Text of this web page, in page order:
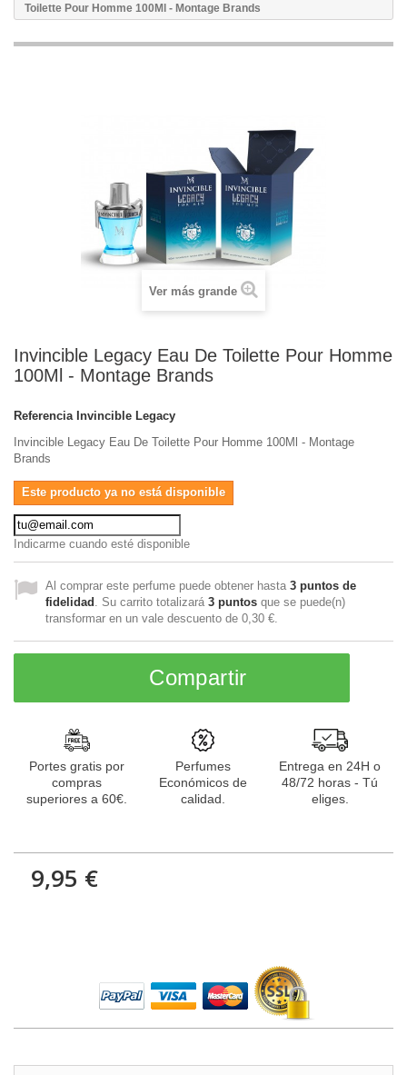
Toilette Pour Homme 100Ml - Montage Brands
Ver más grande
Invincible Legacy Eau De Toilette Pour Homme
100Ml - Montage Brands
Referencia Invincible Legacy
Invincible Legacy Eau De Toilette Pour Homme 100Ml - Montage
Brands
Este producto ya no está disponible
Indicarme cuando esté disponible
Al comprar este perfume puede obtener hasta 3 puntos de
fidelidad . Su carrito totalizará 3 puntos que se puede(n)
transformar en un vale descuento de 0,30 €
Compartir
Portes gratis por
compras
superiores a 60€.
Perfumes
Económicos de
calidad.
Entrega en 24H o
48/72 horas - Tú
eliges.
9,95 €